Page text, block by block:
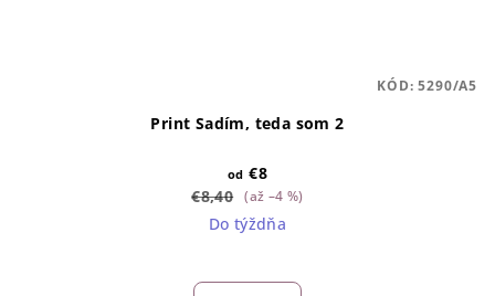
Print Sadím, teda som 2
od €8
€8,40 (až –4 %)
Do týždňa
KÓD:5290/A5